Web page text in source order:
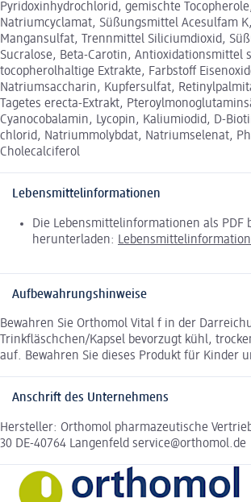
Pyridoxinhydrochlorid, gemischte
Natriumcyclamat, Süßungsmittel Acesulfam
Mangansulfat, Trennmittel Siliciumdioxid,
Sucralose, Beta-Carotin, Antioxidationsmittel
tocopherolhaltige Extrakte, Farbstoff
Natriumsaccharin, Kupfersulfat,
Tagetes erecta-Extrakt,
Cyanocobalamin, Lycopin, Kaliumiodid, D-
chlorid, Natriummolybdat, Natriumselenat,
Cholecalciferol
Lebensmittelinformationen
Die Lebensmittelinformationen als PDF
herunterladen:
Aufbewahrungshinweise
Bewahren Sie Orthomol Vital f in der
Trinkfläschchen/Kapsel bevorzugt kühl,
auf. Bewahren Sie dieses Produkt für Kinder
Anschrift des Unternehmens
Hersteller: Orthomol pharmazeutische
30 DE-40764 Langenfeld service@orthomol.de